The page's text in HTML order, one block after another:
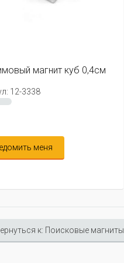
магнит куб 0,4см
12-3338
меня
к: Поисковые магниты